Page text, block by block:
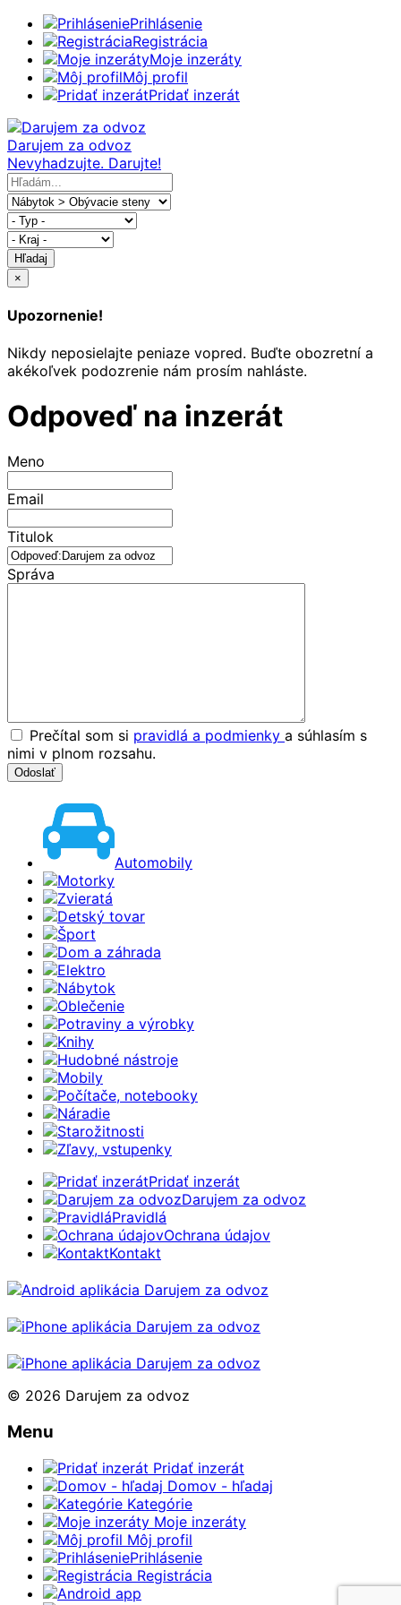
Prihlásenie
Registrácia
Moje inzeráty
Môj profil
Pridať inzerát
Darujem za odvoz
Nevyhadzujte. Darujte!
Hľadaj
×
Upozornenie!
Nikdy neposielajte peniaze vopred. Buďte obozretní a
akékoľvek podozrenie nám prosím nahláste.
Odpoveď na inzerát
Meno
Email
Titulok
Správa
Prečítal som si pravidlá a podmienky a súhlasím s
nimi v plnom rozsahu.
Automobily
Motorky
Zvieratá
Detský tovar
Šport
Dom a záhrada
Elektro
Nábytok
Oblečenie
Potraviny a výrobky
Knihy
Hudobné nástroje
Mobily
Počítače, notebooky
Náradie
Starožitnosti
Zľavy, vstupenky
Pridať inzerát
Darujem za odvoz
Pravidlá
Ochrana údajov
Kontakt
© 2026 Darujem za odvoz
Menu
Pridať inzerát
Domov - hľadaj
Kategórie
Moje inzeráty
Môj profil
Prihlásenie
Registrácia